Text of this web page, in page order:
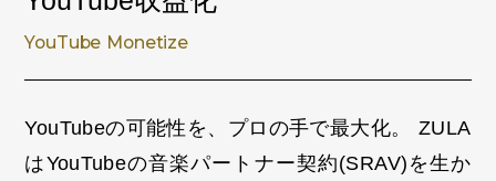
YouTube Monetize
YouTubeの可能性を、プロの手で最大化。
ZULA
はYouTubeの音楽パートナー契約(SRAV)を生か